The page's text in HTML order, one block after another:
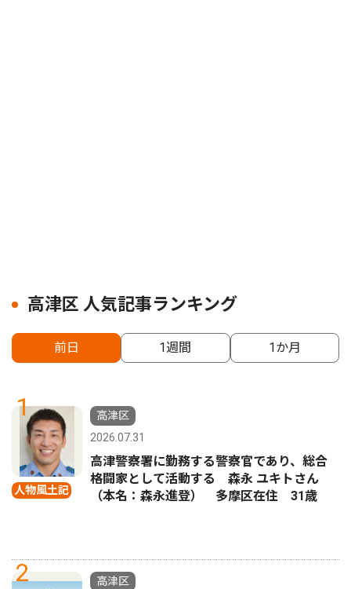
高津区 人気記事ランキング
前日 1週間 1か月
1
人物風土記
高津区
2026.07.31
高津警察署に勤務する警察官であり、総合
格闘家として活動する 森永 ユキトさん
（本名：森永進登） 多摩区在住 31歳
2
高津区